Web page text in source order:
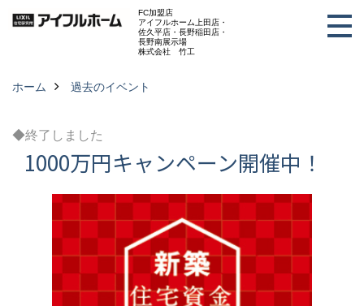
FC加盟店
アイフルホーム上田店・
佐久平店・長野稲田店・
長野南展示場
株式会社 竹工
ホーム 過去のイベント
◆終了しました
1000万円キャンペーン開催中！